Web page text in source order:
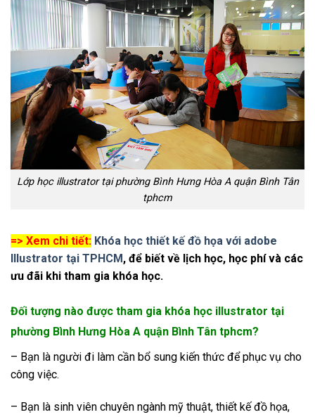
Lớp học illustrator tại phường Bình Hưng Hòa A quận Bình Tân
tphcm
=> Xem chi tiết: Khóa học thiết kế đồ họa với adobe
Illustrator tại TPHCM , để biết về lịch học, học phí và các
ưu đãi khi tham gia khóa học.
Đối tượng nào được tham gia khóa học illustrator tại
phường Bình Hưng Hòa A quận Bình Tân tphcm?
– Bạn là người đi làm cần bổ sung kiến thức để phục vụ cho
công việc.
– Bạn là sinh viên chuyên ngành mỹ thuật, thiết kế đồ họa,